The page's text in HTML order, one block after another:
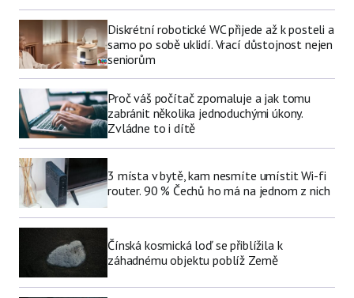
Diskrétní robotické WC přijede až k posteli a
samo po sobě uklidí. Vrací důstojnost nejen
seniorům
Proč váš počítač zpomaluje a jak tomu
zabránit několika jednoduchými úkony.
Zvládne to i dítě
3 místa v bytě, kam nesmíte umístit Wi-fi
router. 90 % Čechů ho má na jednom z nich
Čínská kosmická loď se přiblížila k
záhadnému objektu poblíž Země